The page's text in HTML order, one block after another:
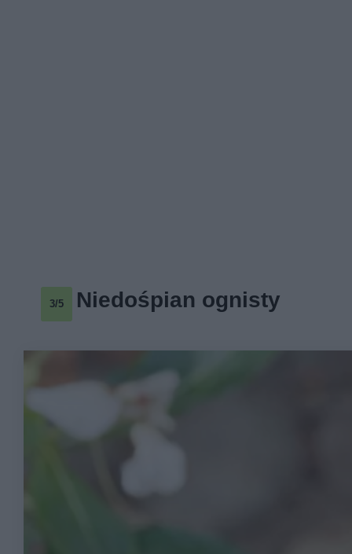
3/5 Niedośpian ognisty